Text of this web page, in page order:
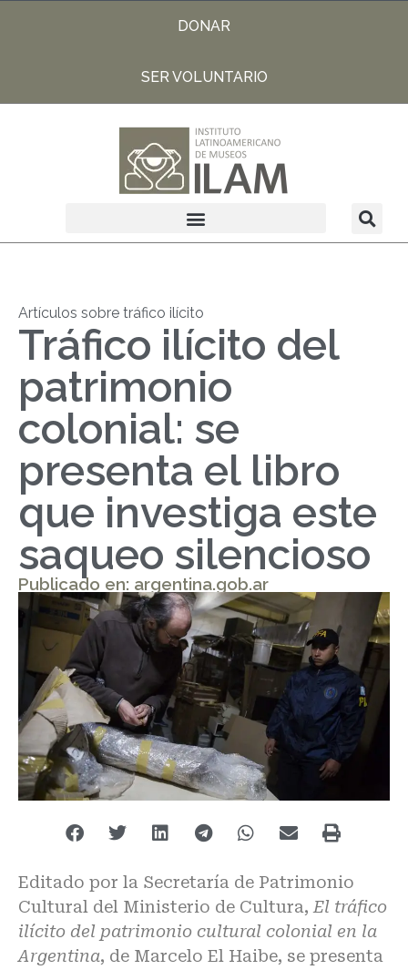
DONAR
SER VOLUNTARIO
Artículos sobre tráfico ilícito
Tráfico ilícito del
patrimonio
colonial: se
presenta el libro
que investiga este
saqueo silencioso
Publicado en: argentina.gob.ar
Editado por la Secretaría de Patrimonio
Cultural del Ministerio de Cultura,El tráfico
ilícito del patrimonio cultural colonial en la
Argentina, de Marcelo El Haibe, se presenta